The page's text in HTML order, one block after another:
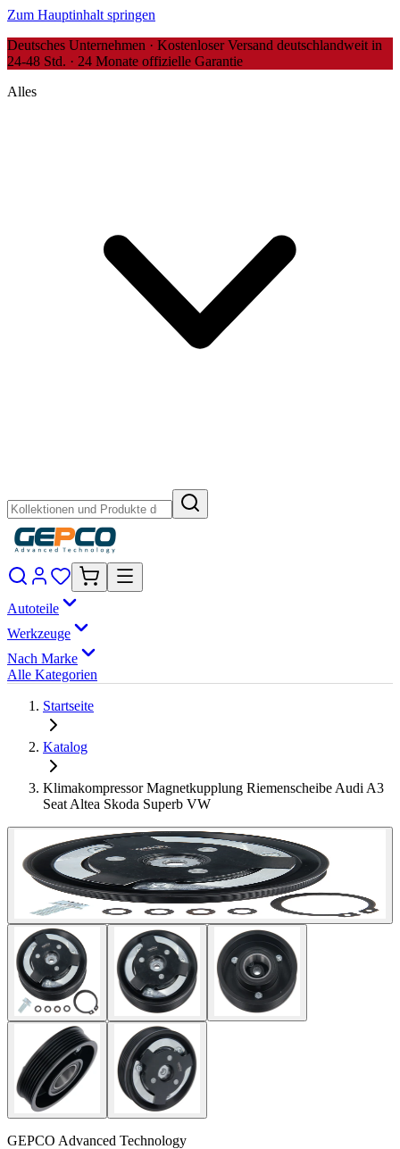
Zum Hauptinhalt springen
Deutsches Unternehmen · Kostenloser Versand deutschlandweit in
24-48 Std. · 24 Monate offizielle Garantie
Alles
Autoteile
Werkzeuge
Nach Marke
Alle Kategorien
Startseite
Katalog
Klimakompressor Magnetkupplung Riemenscheibe Audi A3
Seat Altea Skoda Superb VW
GEPCO Advanced Technology